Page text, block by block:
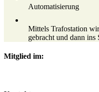
Automatisierung
Mittels Trafostation
gebracht und dann ins
Mitglied im: